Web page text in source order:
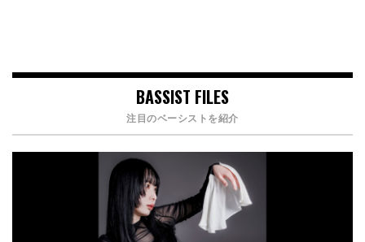
BASSIST FILES
注目のベーシストを紹介